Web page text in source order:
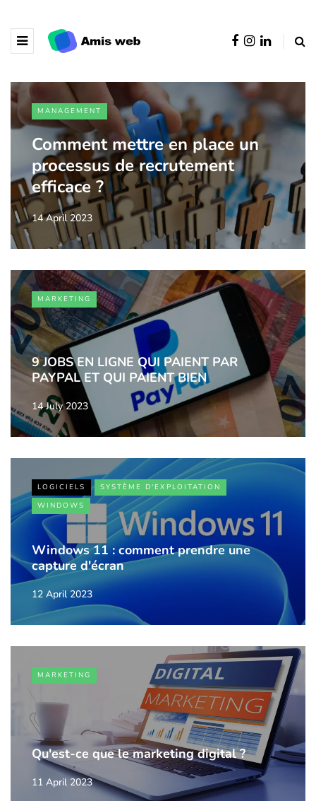
MANAGEMENT
Comment mettre en place un
processus de recrutement
efficace ?
14 April 2023
MARKETING
9 JOBS EN LIGNE QUI PAIENT PAR
PAYPAL ET QUI PAIENT BIEN
14 July 2023
LOGICIELS
SYSTÈME D'EXPLOITATION
WINDOWS
Windows 11 : comment prendre une
capture d'écran
12 April 2023
MARKETING
Qu'est-ce que le marketing digital ?
11 April 2023